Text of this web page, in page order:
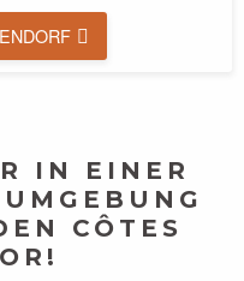
IN EINER
CÔTES